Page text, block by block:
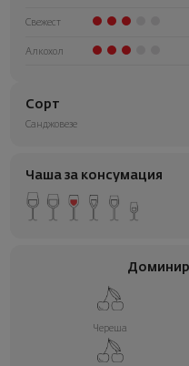
Свежест
Алкохол
Сорт
Санджовезе
Чаша за консумация
Череша